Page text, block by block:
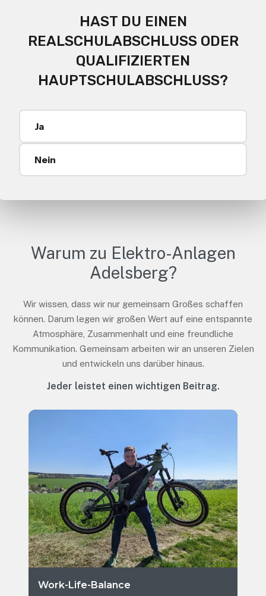
HAST DU EINEN
REALSCHULABSCHLUSS ODER
QUALIFIZIERTEN
HAUPTSCHULABSCHLUSS?
Ja
Nein
Warum zu Elektro-Anlagen
Adelsberg?
Wir wissen, dass wir nur gemeinsam Großes schaffen
können. Darum legen wir großen Wert auf eine entspannte
Atmosphäre, Zusammenhalt und eine freundliche
Kommunikation. Gemeinsam arbeiten wir an unseren Zielen
und entwickeln uns darüber hinaus.
Jeder leistet einen wichtigen Beitrag.
Work-Life-Balance